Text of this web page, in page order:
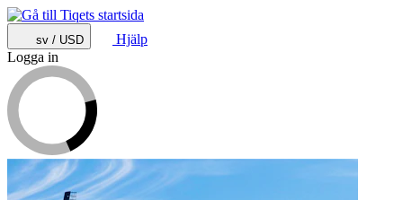
sv / USD
Hjälp
Logga in